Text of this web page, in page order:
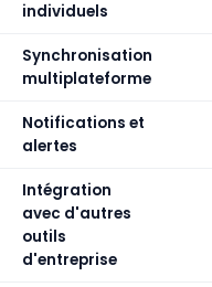
individuels
Synchronisation
multiplateforme
Notifications et
alertes
Intégration
avec d'autres
outils
d'entreprise